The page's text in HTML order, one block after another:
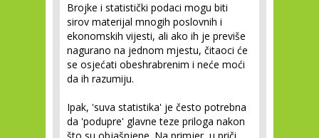
Brojke i statistički podaci mogu biti
sirov materijal mnogih poslovnih i
ekonomskih vijesti, ali ako ih je previše
nagurano na jednom mjestu, čitaoci će
se osjećati obeshrabrenim i neće moći
da ih razumiju.
Ipak, 'suva statistika' je često potrebna
da 'podupre' glavne teze priloga nakon